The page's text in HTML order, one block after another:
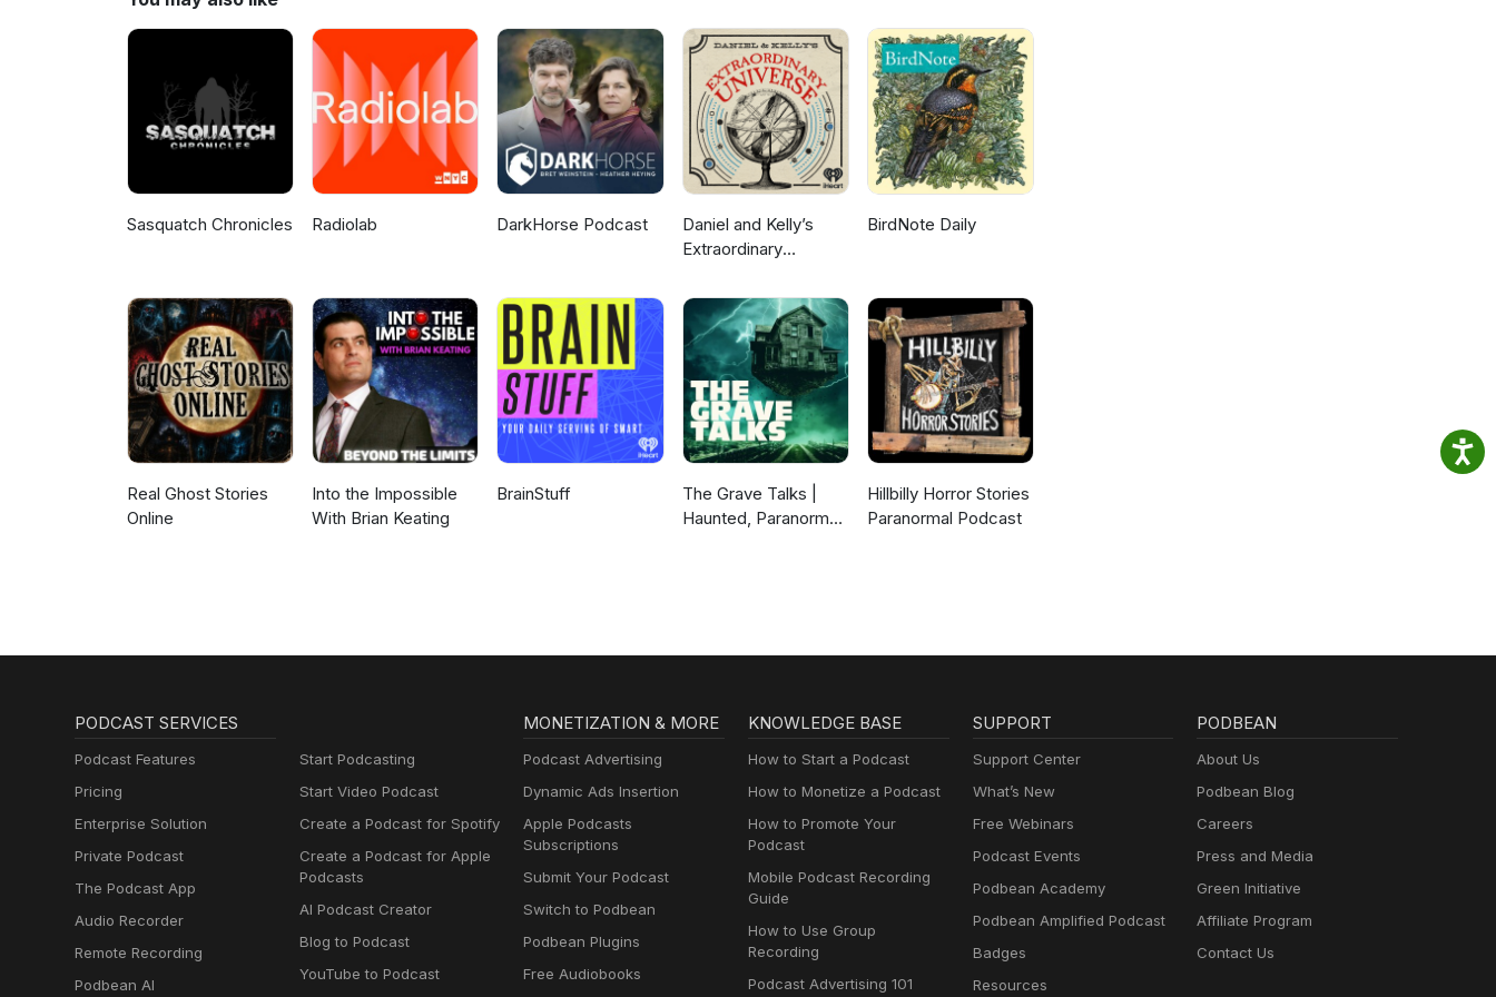
Dr. Lefebvre and his research partners share their motivations, methods and what their findings could
mean for organic vegetable farmers. This podcast series was originally released as the film series
Captured on Film: Organic Science in the Making. You can find links to the films – and more information
about all the research activities - on the Organic Science Cluster 4 website. That’s Organic-Science-
Canada.ca Organic Science Cluster 4 is an industry-led research and development endeavour co-
managed by the Organic Federation of Canada and the Organic Agriculture Centre of Canada at
Dalhousie University and supported by the AgriScience Program under Agriculture and Agri-
Food Canada’s Sustainable Canadian Agricultural Partnership together with over 80 funding partners.
Sasquatch Chronicles Radiolab DarkHorse Podcast
Daniel and Kelly’s
Extraordinary
BirdNote Daily
Real Ghost Stories
Online
Into the Impossible
With Brian Keating
BrainStuff
The Grave Talks |
Haunted, Paranormal
Hillbilly Horror Stories
Paranormal Podcast
PODCAST SERVICES
Podcast Features
Pricing
Enterprise Solution
Private Podcast
The Podcast App
Audio Recorder
Remote Recording
Podbean AI
Start Podcasting
Start Video Podcast
Create a Podcast for Spotify
Create a Podcast for Apple
Podcasts
AI Podcast Creator
Blog to Podcast
YouTube to Podcast
MONETIZATION & MORE
Podcast Advertising
Dynamic Ads Insertion
Apple Podcasts
Subscriptions
Submit Your Podcast
Switch to Podbean
Podbean Plugins
Free Audiobooks
KNOWLEDGE BASE
How to Start a Podcast
How to Monetize a Podcast
How to Promote Your
Podcast
Mobile Podcast Recording
Guide
How to Use Group
Recording
Podcast Advertising 101
SUPPORT
Support Center
What’s New
Free Webinars
Podcast Events
Podbean Academy
Podbean Amplified Podcast
Badges
Resources
PODBEAN
About Us
Podbean Blog
Careers
Press and Media
Green Initiative
Affiliate Program
Contact Us